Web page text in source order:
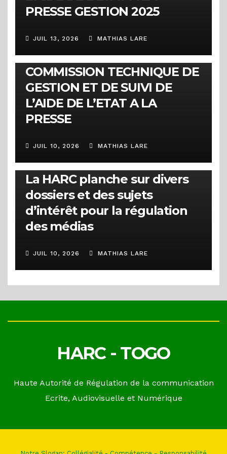
PRESSE GESTION 2025
JUIL 13, 2026 MATHIAS LARE
COMMUNIQUÉS
COMMUNIQUE DE LA
COMMISSION TECHNIQUE DE
GESTION ET DE SUIVI DE
L’AIDE DE L’ETAT A LA
PRESSE
JUIL 10, 2026 MATHIAS LARE
ACTUALITÉS
1ère session ordinaire 2026 :
La HARC planche sur divers
dossiers et des sujets
d’intérêt pour la régulation
des médias
JUIL 10, 2026 MATHIAS LARE
HARC - TOGO
Haute Autorité de Régulation de la communication
Ecrite, Audiovisuelle et Numérique